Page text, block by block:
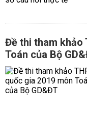
Đề thi tham khảo
Toán của Bộ